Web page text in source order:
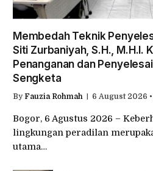
Membedah Teknik
Siti Zurbaniyah, S.H., M.H.I.
Penanganan dan
Sengketa
By Fauzia Rohmah 6 August 2026
Bogor, 6 Agustus 2026 –
lingkungan peradilan
utama…